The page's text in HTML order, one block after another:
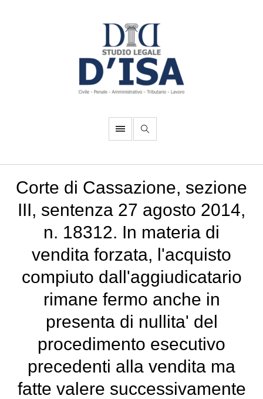
Corte di Cassazione, sezione
III, sentenza 27 agosto 2014,
n. 18312. In materia di
vendita forzata, l'acquisto
compiuto dall'aggiudicatario
rimane fermo anche in
presenta di nullita' del
procedimento esecutivo
precedenti alla vendita ma
fatte valere successivamente